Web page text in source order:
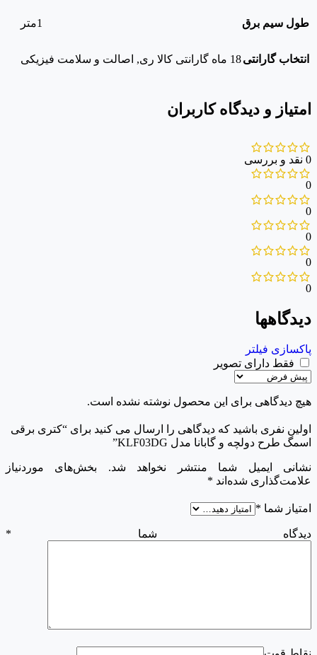
طول سیم برق 1متر
انتخاب گارانتی18 ماه گارانتی کالا ری , اصالت و سلامت فیزیکی
امتیاز و دیدگاه کاربران
0 نقد و بررسی
0
0
0
0
0
دیدگاهها
پاکسازی فیلتر
فقط دارای تصویر
هیچ دیدگاهی برای این محصول نوشته نشده است.
اولین نفری باشید که دیدگاهی را ارسال می کنید برای “کتری برقی
اسمگ طرح دولچه و گابانا مدل KLF03DG”
نشانی ایمیل شما منتشر نخواهد شد.
بخش‌های موردنیاز
علامت‌گذاری شده‌اند *
امتیاز شما *
دیدگاه شما *